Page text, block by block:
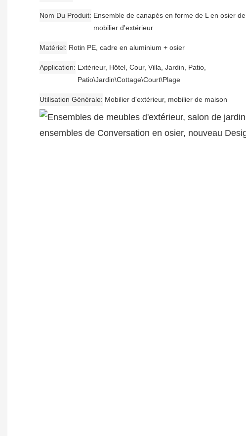
Nom Du Produit Ensemble de canapés en forme de L en osier de
mobilier d'extérieur
Matériel Rotin PE, cadre en aluminium + osier
Application
Extérieur, Hôtel, Cour, Villa, Jardin, Patio,
Patio\Jardin\Cottage\Court\Plage
Utilisation Générale Mobilier d'extérieur, mobilier de maison